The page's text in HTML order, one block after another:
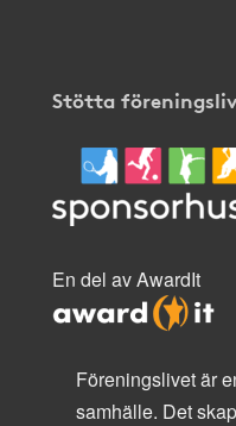
Stötta
En del av AwardIt
Föreningslivet är
samhälle. Det